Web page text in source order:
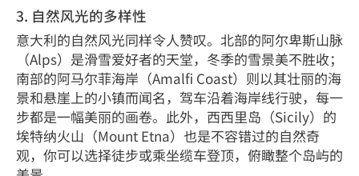
3. 自然风光的多样性
意大利的自然风光同样令人赞叹。北部的阿尔卑斯山脉
（Alps）是滑雪爱好者的天堂，冬季的雪景美不胜收；
南部的阿马尔菲海岸（Amalfi Coast）则以其壮丽的海
景和悬崖上的小镇而闻名，驾车沿着海岸线行驶，每一
步都是一幅美丽的画卷。此外，西西里岛（Sicily）的
埃特纳火山（Mount Etna）也是不容错过的自然奇
观，你可以选择徒步或乘坐缆车登顶，俯瞰整个岛屿的